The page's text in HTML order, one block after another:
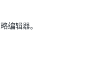
编辑器。